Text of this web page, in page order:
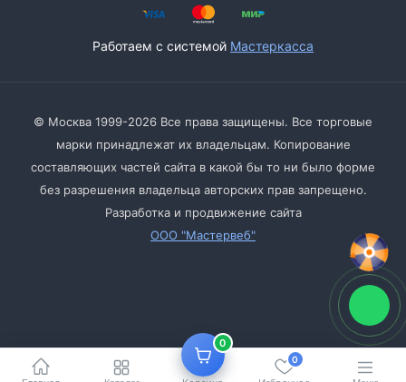
0
0
Работаем с системой Мастеркасса
© Москва 1999-2026 Все права защищены. Все торговые
марки принадлежат их владельцам. Копирование
составляющих частей сайта в какой бы то ни было форме
без разрешения владельца авторских прав запрещено.
Разработка и продвижение сайта
ООО "Мастервеб"